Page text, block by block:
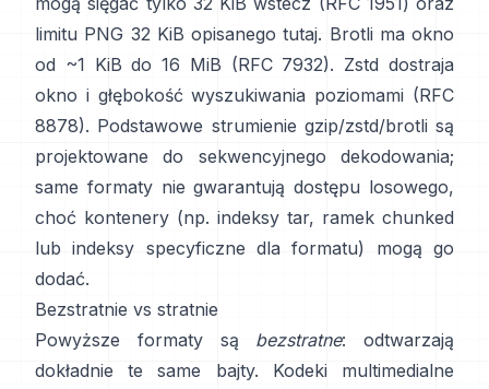
limitu PNG 32 KiB opisanego tutaj. Brotli ma okno
od ~1 KiB do 16 MiB (RFC 7932). Zstd dostraja
okno i głębokość wyszukiwania poziomami (RFC
8878). Podstawowe strumienie gzip/zstd/brotli są
projektowane do sekwencyjnego dekodowania;
same formaty nie gwarantują dostępu losowego,
choć kontenery (np. indeksy tar, ramek chunked
lub indeksy specyficzne dla formatu) mogą go
dodać.
Bezstratnie vs stratnie
Powyższe formaty są bezstratne: odtwarzają
dokładnie te same bajty. Kodeki multimedialne